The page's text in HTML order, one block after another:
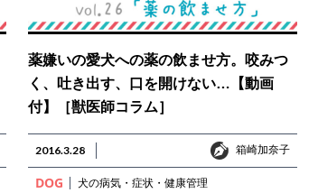
薬嫌いの愛犬への薬の飲ませ方。咬みつ
く、吐き出す、口を開けない…【動画
付】［獣医師コラム］
2016.3.28 箱崎加奈子
箱崎加奈子
DOG 犬の病気・症状・健康管理